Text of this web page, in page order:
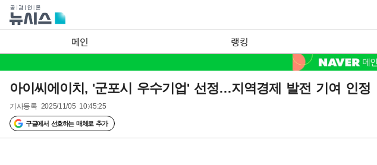
메인 랭킹
아이씨에이치, '군포시 우수기업' 선정…지역경제 발전 기여 인정
기사등록 2025/11/05 10:45:25
구글에서 선호하는 매체로 추가